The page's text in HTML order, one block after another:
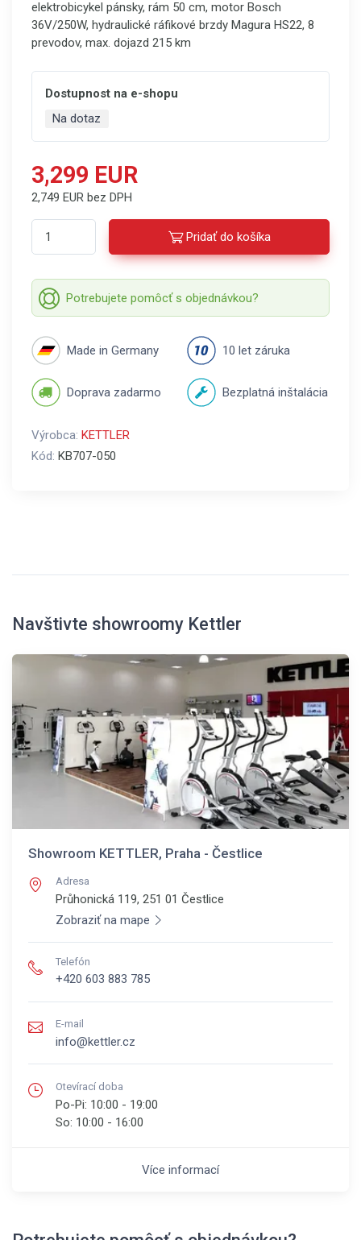
elektrobicykel pánsky, rám 50 cm, motor Bosch
36V/250W, hydraulické ráfikové brzdy Magura HS22, 8
prevodov, max. dojazd 215 km
Dostupnost na e-shopu
Na dotaz
3,299 EUR
2,749 EUR bez DPH
Pridať do košíka
Potrebujete pomôcť s objednávkou?
Made in Germany 10 let záruka
Doprava zadarmo Bezplatná inštalácia
Výrobca: KETTLER
Kód: KB707-050
Navštivte showroomy Kettler
Showroom KETTLER, Praha - Čestlice
Adresa
Průhonická 119, 251 01 Čestlice
Zobraziť na mape
Telefón
+420 603 883 785
E-mail
info@kettler.cz
Otevírací doba
Po-Pi: 10:00 - 19:00
So: 10:00 - 16:00
Více informací